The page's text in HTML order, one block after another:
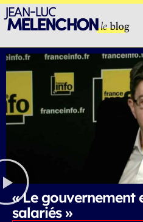
« Le gouvernement
salariés »